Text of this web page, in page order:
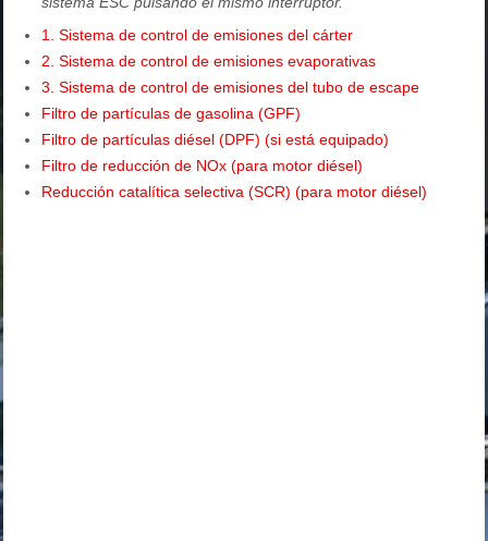
1. Sistema de control de emisiones del cárter
2. Sistema de control de emisiones evaporativas
3. Sistema de control de emisiones del tubo de escape
Filtro de partículas de gasolina (GPF)
Filtro de partículas diésel (DPF) (si está equipado)
Filtro de reducción de NOx (para motor diésel)
Reducción catalítica selectiva (SCR) (para motor diésel)